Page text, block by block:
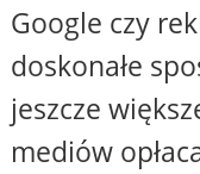
Google czy
doskonałe
jeszcze
mediów